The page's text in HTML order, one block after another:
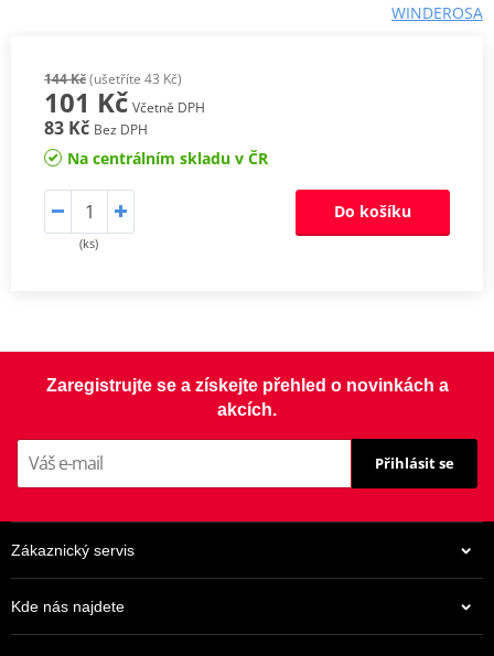
WINDEROSA
144 Kč(ušetříte 43 Kč)
101 Kč Včetně DPH
83 Kč Bez DPH
Na centrálním skladu v ČR
(ks)
Do košíku
Zaregistrujte se a získejte přehled o novinkách a
akcích.
Přihlásit se
Zákaznický servis
Kde nás najdete